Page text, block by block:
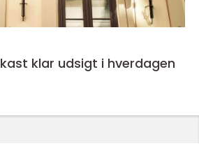
Vinduespudser ikast klar udsigt i hverdagen